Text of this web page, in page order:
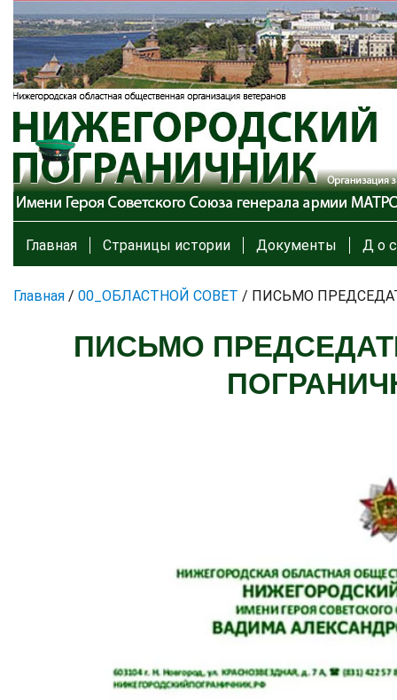
Главная Страницы истории Документы Д о с
Главная / 00_ОБЛАСТНОЙ СОВЕТ / ПИСЬМО
ПИСЬМО